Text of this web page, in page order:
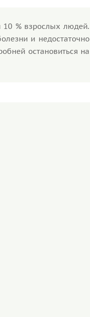
10 % взрослых людей.
и недостаточно
остановиться на